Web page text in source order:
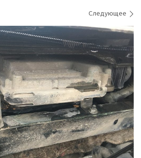
Следующее